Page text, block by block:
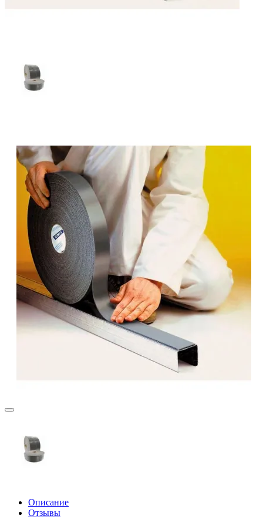
Описание
Отзывы